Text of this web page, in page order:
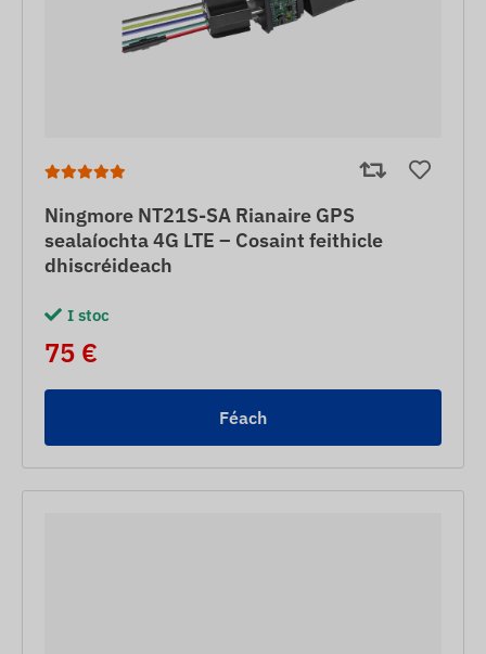
Ningmore NT21S-SA Rianaire GPS
sealaíochta 4G LTE – Cosaint feithicle
dhiscréideach
I stoc
75 €
Féach